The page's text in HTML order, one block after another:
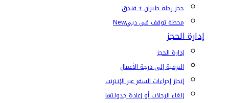
حجز رحلة طيران + فندق
محطة توقف في دبيNew
إدارة الحجز
إدارة الحجز
الترقية إلى درجة الأعمال
إنجاز إجراءات السفر عبر الإنترنت
إلغاء الرحلات أو إعادة جدولتها